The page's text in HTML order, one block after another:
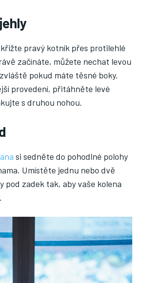
pravý kotník přes protilehlé
začínáte, můžete nechat levou
pokud máte těsné boky.
provedení, přitáhněte levé
s druhou nohou.
si sedněte do pohodlné polohy
Umístěte jednu nebo dvě
pod zadek tak, aby vaše kolena